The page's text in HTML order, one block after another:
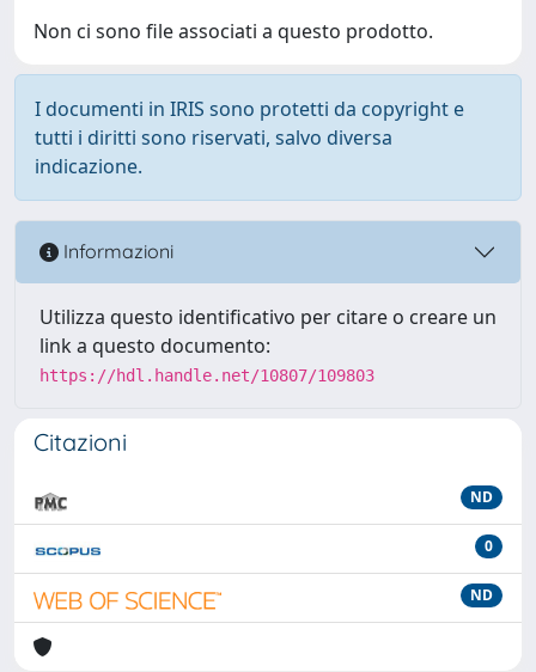
Non ci sono file associati a questo prodotto.
I documenti in IRIS sono protetti da copyright e
tutti i diritti sono riservati, salvo diversa
indicazione.
Informazioni
Utilizza questo identificativo per citare o creare un
link a questo documento:
https://hdl.handle.net/10807/109803
Citazioni
ND
0
ND